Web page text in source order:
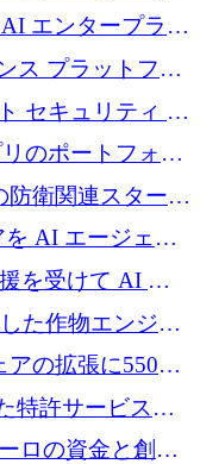
獲得
エンタープライ
に 6,000 万ドル
ス プラットフォ
ズ A で 1,250 万
セキュリティ プ
万ドルを調達
のポートフォリ
A で 1,300 万ド
防衛関連スタート
ために 5,000 万
を AI エージェン
を調達
を受けて AI 求
に 100 万ユーロ
た作物エンジニ
万ユーロを調
アの拡張に550万
特許サービスを
を調達
ロの資金と創設